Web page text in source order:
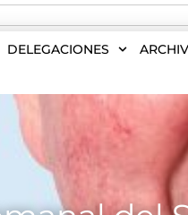
DELEGACIONES